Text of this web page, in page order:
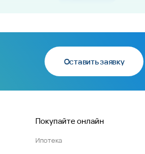
Оставить заявку
Покупайте онлайн
Ипотека